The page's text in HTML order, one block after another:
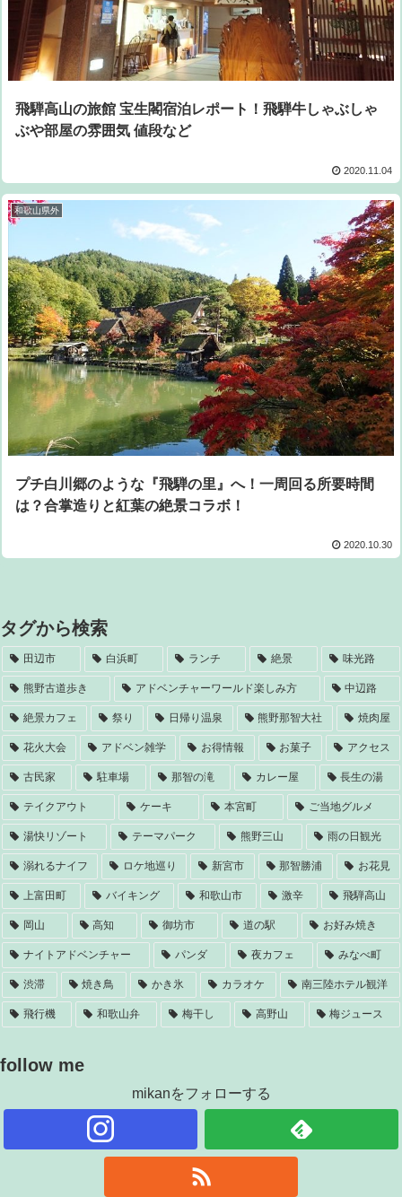
飛騨高山の旅館 宝生閣宿泊レポート！飛騨牛しゃぶしゃ
ぶや部屋の雰囲気 値段など
2020.11.04
和歌山県外
プチ白川郷のような『飛騨の里』へ！一周回る所要時間
は？合掌造りと紅葉の絶景コラボ！
2020.10.30
タグから検索
田辺市 白浜町 ランチ 絶景 味光路
熊野古道歩き アドベンチャーワールド楽しみ方 中辺路
絶景カフェ 祭り 日帰り温泉 熊野那智大社 焼肉屋
花火大会 アドベン雑学 お得情報 お菓子 アクセス
古民家 駐車場 那智の滝 カレー屋 長生の湯
テイクアウト ケーキ 本宮町 ご当地グルメ
湯快リゾート テーマパーク 熊野三山 雨の日観光
溺れるナイフ ロケ地巡り 新宮市 那智勝浦 お花見
上富田町 バイキング 和歌山市 激辛 飛騨高山
岡山 高知 御坊市 道の駅 お好み焼き
ナイトアドベンチャー パンダ 夜カフェ みなべ町
渋滞 焼き鳥 かき氷 カラオケ 南三陸ホテル観洋
飛行機 和歌山弁 梅干し 高野山 梅ジュース
follow me
mikanをフォローする